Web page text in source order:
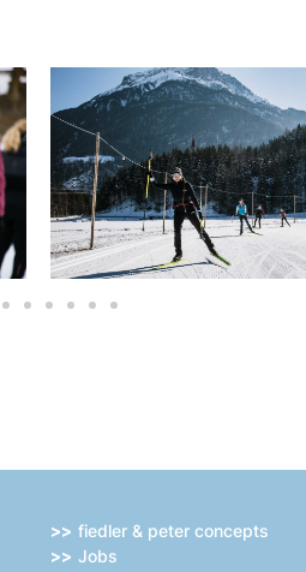
fiedler & peter concepts
Jobs